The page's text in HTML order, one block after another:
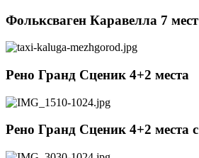
Фольксваген Каравелла 7 мест
Рено Гранд Сценик 4+2 места
Рено Гранд Сценик 4+2 места